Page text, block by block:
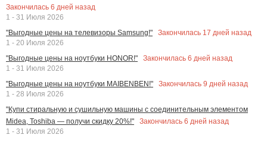
Закончилась 6 дней назад
1 - 31 Июля 2026
"Выгодные цены на телевизоры Samsung!"
Закончилась 17 дней назад
1 - 20 Июля 2026
"Выгодные цены на ноутбуки HONOR!"
Закончилась 6 дней назад
1 - 31 Июля 2026
"Выгодные цены на ноутбуки MAIBENBEN!"
Закончилась 9 дней назад
1 - 28 Июля 2026
"Купи стиральную и сушильную машины с соединительным элементом
Midea, Toshiba — получи скидку 20%!"
Закончилась 6 дней назад
1 - 31 Июля 2026